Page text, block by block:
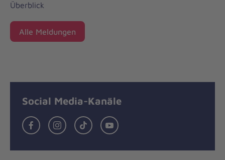
Überblick
Alle Meldungen
Social Media-Kanäle
FacebookInstagramTiktok Youtube